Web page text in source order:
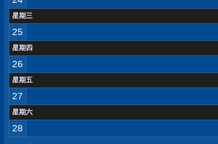
星期三
25
星期四
26
星期五
27
星期六
28